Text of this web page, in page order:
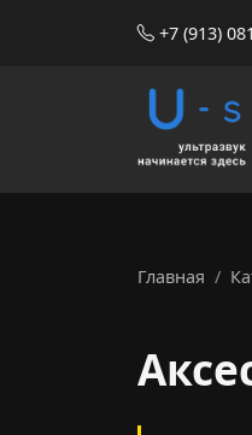
+7 (913)
Главная